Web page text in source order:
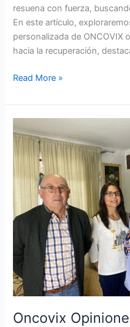
resuena con fuerza,
En este artículo,
personalizada de ONCOVIX
hacia la recuperación,
Read More »
Oncovix
Opiniones